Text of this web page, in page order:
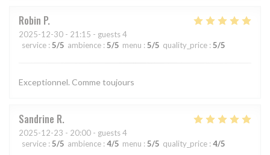
Robin P
2025-12-30 - 21:15 - guests 4
service : 5/5 ambience : 5/5 menu : 5/5 quality_price : 5/5
Exceptionnel. Comme toujours
Sandrine R
2025-12-23 - 20:00 - guests 4
service : 5/5 ambience : 4/5 menu : 5/5 quality_price : 4/5